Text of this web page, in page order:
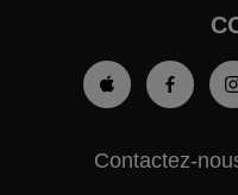
Contactez-